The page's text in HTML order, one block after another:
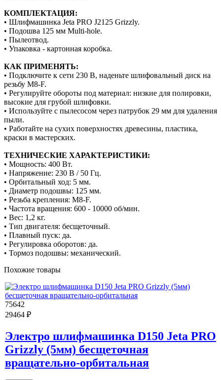
КОМПЛЕКТАЦИЯ:
• Шлифмашинка Jeta PRO J2125 Grizzly.
• Подошва 125 мм Multi-hole.
• Пылеотвод.
• Упаковка - картонная коробка.
КАК ПРИМЕНЯТЬ:
• Подключите к сети 230 В, наденьте шлифовальный диск на
резьбу М8-F.
• Регулируйте обороты под материал: низкие для полировки,
высокие для грубой шлифовки.
• Используйте с пылесосом через патрубок 29 мм для удаления
пыли.
• Работайте на сухих поверхностях древесины, пластика,
краски в мастерских.
ТЕХНИЧЕСКИЕ ХАРАКТЕРИСТИКИ:
• Мощность: 400 Вт.
• Напряжение: 230 В / 50 Гц.
• Орбитальный ход: 5 мм.
• Диаметр подошвы: 125 мм.
• Резьба крепления: М8-F.
• Частота вращения: 600 - 10000 об/мин.
• Вес: 1,2 кг.
• Тип двигателя: бесщеточный.
• Плавный пуск: да.
• Регулировка оборотов: да.
• Тормоз подошвы: механический.
Похожие товары
75642
29464 ₽
Электро шлифмашинка D150 Jeta PRO
Grizzly (5мм) бесщеточная
вращательно-орбитальная